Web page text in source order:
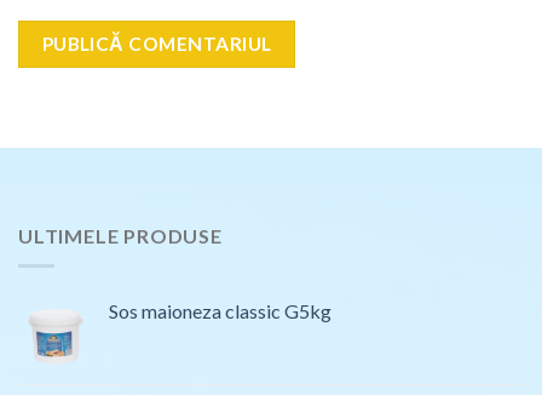
ULTIMELE PRODUSE
Sos maioneza classic G5kg